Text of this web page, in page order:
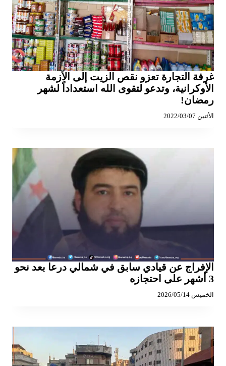
غرفة التجارة تعزو نقص الزيت إلى الأزمة
الأوكرانية، وتدعو لتقوى الله استعداداً لشهر
رمضان!
الأثنين 2022/03/07
الإفراج عن قيادي سابق في شمالي درعا بعد نحو
3 أشهر على احتجازه
الخميس 2026/05/14